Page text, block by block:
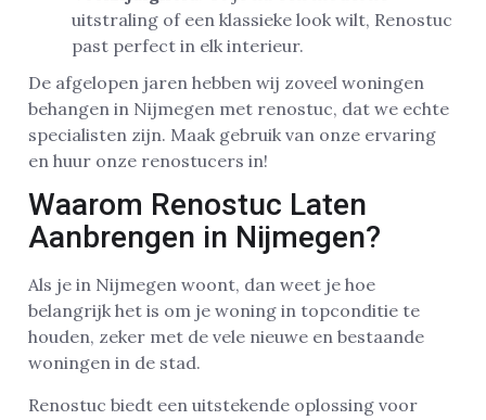
uitstraling of een klassieke look wilt, Renostuc
past perfect in elk interieur.
De afgelopen jaren hebben wij zoveel woningen
behangen in Nijmegen met renostuc, dat we echte
specialisten zijn. Maak gebruik van onze ervaring
en huur onze renostucers in!
Waarom Renostuc Laten
Aanbrengen in Nijmegen?
Als je in Nijmegen woont, dan weet je hoe
belangrijk het is om je woning in topconditie te
houden, zeker met de vele nieuwe en bestaande
woningen in de stad.
Renostuc biedt een uitstekende oplossing voor